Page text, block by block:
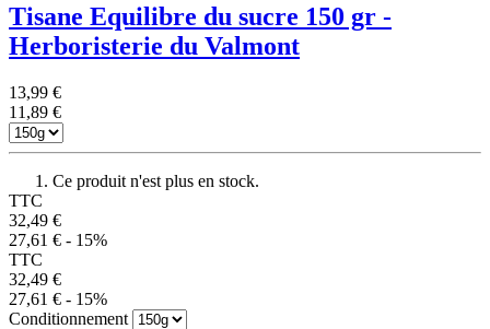
Tisane Equilibre du sucre 150 gr -
Herboristerie du Valmont
13,99 €
11,89 €
Ce produit n'est plus en stock.
TTC
32,49 €
27,61 € - 15%
TTC
32,49 €
27,61 € - 15%
Conditionnement